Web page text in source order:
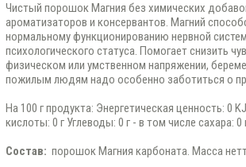
Чистый порошок Магния без химических
ароматизаторов и консервантов. Магний
нормальному функционированию нервной
психологического статуса. Помогает снизить
физическом или умственном напряжении,
пожилым людям надо особенно заботиться о
На 100 г продукта: Энергетическая ценность:
кислоты: 0 г Углеводы: 0 г - в том числе сахара: 0
Состав: порошок Магния карбоната. Масса